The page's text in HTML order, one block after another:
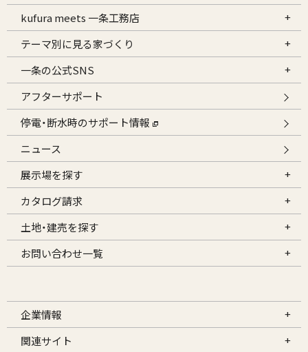
kufura meets 一条工務店
テーマ別に見る家づくり
一条の公式SNS
アフターサポート
停電・断水時のサポート情報
ニュース
展示場を探す
カタログ請求
土地・建売を探す
お問い合わせ一覧
企業情報
関連サイト